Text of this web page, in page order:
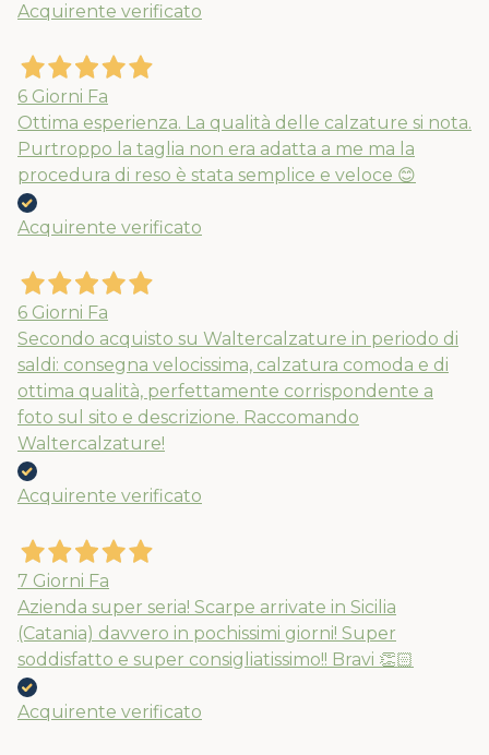
Acquirente verificato
6 Giorni Fa
Ottima esperienza. La qualità delle calzature si nota.
Purtroppo la taglia non era adatta a me ma la
procedura di reso è stata semplice e veloce 😊
Acquirente verificato
6 Giorni Fa
Secondo acquisto su Waltercalzature in periodo di
saldi: consegna velocissima, calzatura comoda e di
ottima qualità, perfettamente corrispondente a
foto sul sito e descrizione. Raccomando
Waltercalzature!
Acquirente verificato
7 Giorni Fa
Azienda super seria! Scarpe arrivate in Sicilia
(Catania) davvero in pochissimi giorni! Super
soddisfatto e super consigliatissimo!! Bravi 👏🏻
Acquirente verificato